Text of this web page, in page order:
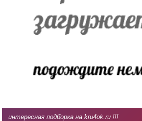
интересная подборка на kru4ok.ru !!!